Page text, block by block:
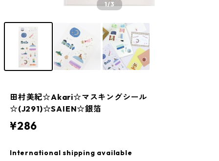
1/3
田村美紀☆Akari☆マスキングシール
☆(J291)☆SAIEN☆銀箔
¥286
International shipping available